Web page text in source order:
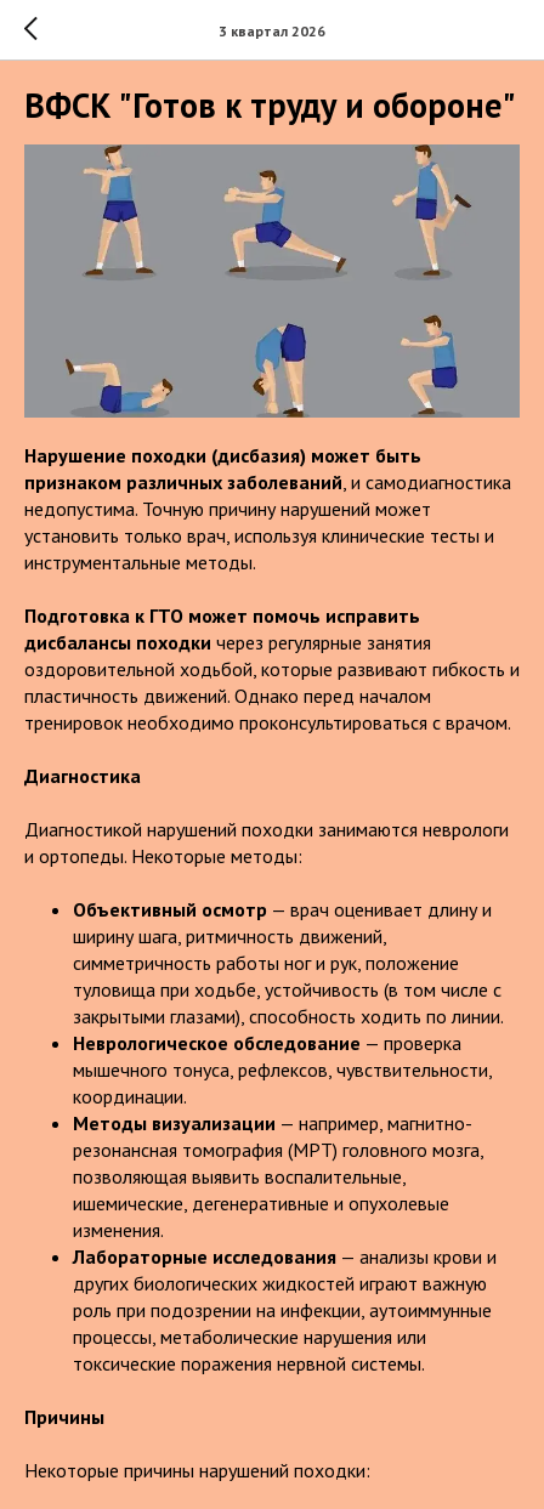
3 квартал 2026
ВФСК "Готов к труду и обороне"
Нарушение походки (дисбазия) может быть
признаком различных заболеваний , и самодиагностика
недопустима. Точную причину нарушений может
установить только врач, используя клинические тесты и
инструментальные методы.
Подготовка к ГТО может помочь исправить
дисбалансы походки через регулярные занятия
оздоровительной ходьбой, которые развивают гибкость и
пластичность движений. Однако перед началом
тренировок необходимо проконсультироваться с врачом.
Диагностика
Диагностикой нарушений походки занимаются неврологи
и ортопеды. Некоторые методы:
Объективный осмотр — врач оценивает длину и
ширину шага, ритмичность движений,
симметричность работы ног и рук, положение
туловища при ходьбе, устойчивость (в том числе с
закрытыми глазами), способность ходить по линии.
Неврологическое обследование — проверка
мышечного тонуса, рефлексов, чувствительности,
координации.
Методы визуализации — например, магнитно-
резонансная томография (МРТ) головного мозга,
позволяющая выявить воспалительные,
ишемические, дегенеративные и опухолевые
изменения.
Лабораторные исследования — анализы крови и
других биологических жидкостей играют важную
роль при подозрении на инфекции, аутоиммунные
процессы, метаболические нарушения или
токсические поражения нервной системы.
Причины
Некоторые причины нарушений походки: